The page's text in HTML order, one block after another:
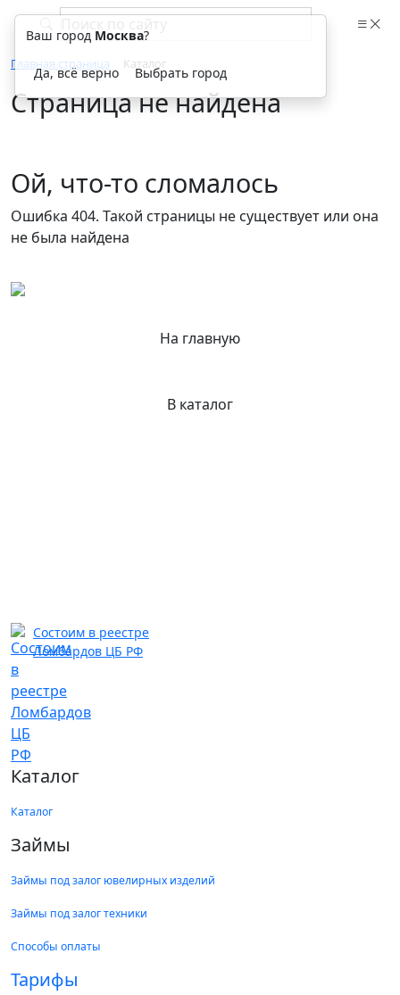
Главная страница Каталог
Страница не найдена
Ой, что-то сломалось
Ошибка 404. Такой страницы не существует или она
не была найдена
На главную
В каталог
Состоим в реестре
Ломбардов ЦБ РФ
Каталог
Каталог
Займы
Займы под залог ювелирных изделий
Займы под залог техники
Способы оплаты
Тарифы
Ваш город Москва?
Да, всё верно Выбрать город